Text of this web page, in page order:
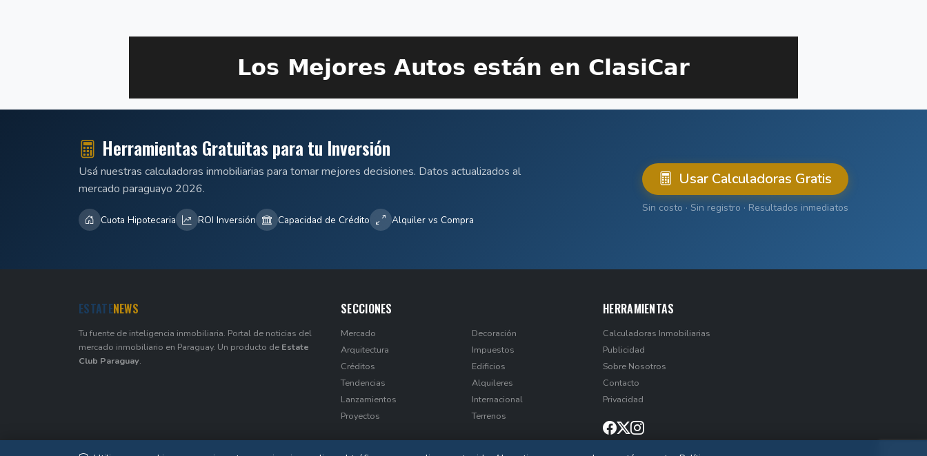
Herramientas Gratuitas para tu Inversión
Usá nuestras calculadoras inmobiliarias para tomar mejores decisiones. Datos actualizados al
mercado paraguayo 2026.
Cuota Hipotecaria ROI Inversión Capacidad de Crédito Alquiler vs Compra
Usar Calculadoras Gratis
Sin costo · Sin registro · Resultados inmediatos
ESTATENEWS
Tu fuente de inteligencia inmobiliaria. Portal de noticias del
mercado inmobiliario en Paraguay. Un producto de Estate
Club Paraguay.
SECCIONES
Mercado
Arquitectura
Créditos
Tendencias
Lanzamientos
Proyectos
Decoración
Impuestos
Edificios
Alquileres
Internacional
Terrenos
HERRAMIENTAS
Calculadoras Inmobiliarias
Publicidad
Sobre Nosotros
Contacto
Privacidad